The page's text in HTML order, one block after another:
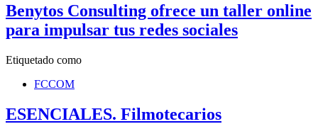
Benytos Consulting ofrece un taller online
para impulsar tus redes sociales
Etiquetado como
FCCOM
ESENCIALES. Filmotecarios